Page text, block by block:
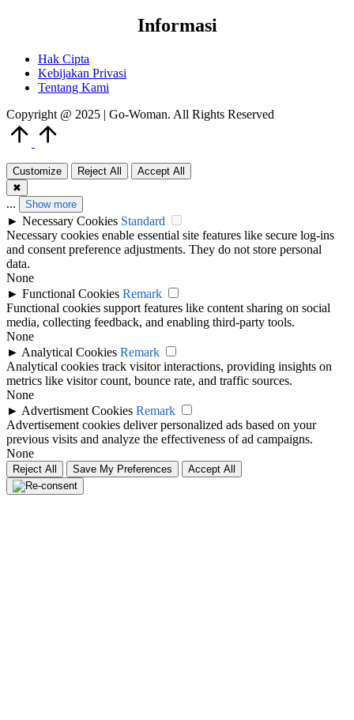
Informasi
Hak Cipta
Kebijakan Privasi
Tentang Kami
Copyright @ 2025 | Go-Woman. All Rights Reserved
Customize Reject All
Accept All
✖
... Show more
► Necessary Cookies Standard
Necessary cookies enable essential site features like secure log-ins
and consent preference adjustments. They do not store personal
data.
None
► Functional Cookies Remark
Functional cookies support features like content sharing on social
media, collecting feedback, and enabling third-party tools.
None
► Analytical Cookies Remark
Analytical cookies track visitor interactions, providing insights on
metrics like visitor count, bounce rate, and traffic sources.
None
► Advertisment Cookies Remark
Advertisement cookies deliver personalized ads based on your
previous visits and analyze the effectiveness of ad campaigns.
None
Reject All Save My Preferences Accept All